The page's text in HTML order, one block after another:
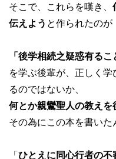
そこで、これらを嘆き、
伝えよう と作られたのが
「後学相続之疑惑有るこ
を学ぶ後輩が、正しく
るのではないか、
何とか親鸞聖人の教えを
その為にこの本を書いた
「 ひとえに同心行者の不